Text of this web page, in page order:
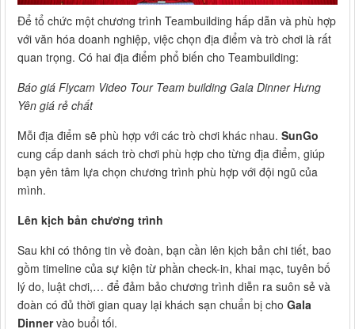
Để tổ chức một chương trình Teambuilding hấp dẫn và phù hợp
với văn hóa doanh nghiệp, việc chọn địa điểm và trò chơi là rất
quan trọng. Có hai địa điểm phổ biến cho Teambuilding:
Báo giá Flycam Video Tour Team building Gala Dinner Hưng
Yên giá rẻ chất
Mỗi địa điểm sẽ phù hợp với các trò chơi khác nhau. SunGo
cung cấp danh sách trò chơi phù hợp cho từng địa điểm, giúp
bạn yên tâm lựa chọn chương trình phù hợp với đội ngũ của
mình.
Lên kịch bản chương trình
Sau khi có thông tin về đoàn, bạn cần lên kịch bản chi tiết, bao
gồm timeline của sự kiện từ phần check-in, khai mạc, tuyên bố
lý do, luật chơi,… để đảm bảo chương trình diễn ra suôn sẻ và
đoàn có đủ thời gian quay lại khách sạn chuẩn bị cho Gala
Dinnervào buổi tối.